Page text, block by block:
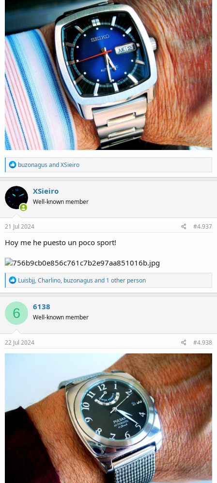
R
e
a
c
t
o
n
s
buzonagus andXSieiro
XSieiro
Well-known member
21 Jul 2024 #4.937
Hoy me he puesto un poco sport!
R
e
a
c
t
i
o
n
s
Luisbjj,Charlino, buzonagus and 1 other person
6 6138
Well-known member
22 Jul 2024 #4.938